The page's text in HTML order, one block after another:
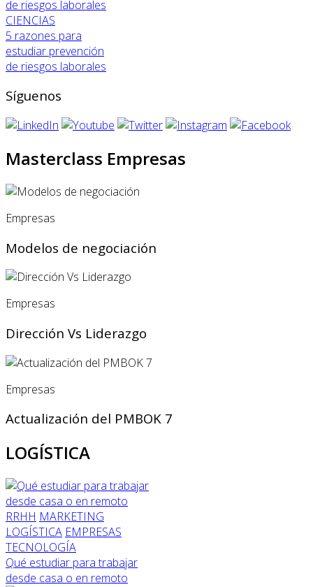
CIENCIAS
5 razones para
estudiar prevención
de riesgos laborales
Síguenos
Masterclass Empresas
Empresas
Modelos de negociación
Empresas
Dirección Vs Liderazgo
Empresas
Actualización del PMBOK 7
LOGÍSTICA
RRHH MARKETING
LOGÍSTICA EMPRESAS
TECNOLOGÍA
Qué estudiar para trabajar
desde casa o en remoto